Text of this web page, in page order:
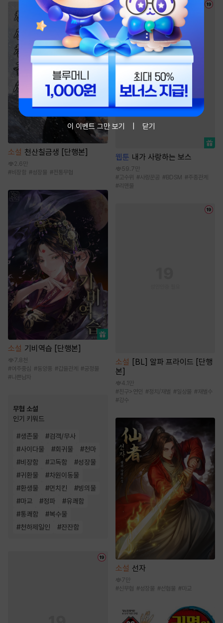
소설 천산칠금생 [단행본]
2.6만
#비장함 #성장물 #전통무협
소설 기비역습 [단행본]
7.8천
#여주중심 #동양풍 #갑을관계 #궁정물
#나쁜남자
무협 소설
인기 키워드
#생존물 #검객/무사
#사이다물 #회귀물 #천마
#비장함 #고독함 #성장물
#귀환물 #차원이동물
#환생물 #먼치킨 #빙의물
#마교 #정파 #유쾌함
#통쾌함 #복수물
#천하제일인 #잔잔함
웹툰 내가 사랑하는 보스
59.7만
#고수위 #사랑꾼공 #BDSM #주종관계
#리맨물
소설
[BL] 알파 프라이드 [단행
본]
4.1만
#친구>연인 #정치/재벌 #일상물 #재벌수
#강수
소설 선자
7만
#신무협 #성장물 #선협물 #마교
이 이벤트 그만 보기 닫기